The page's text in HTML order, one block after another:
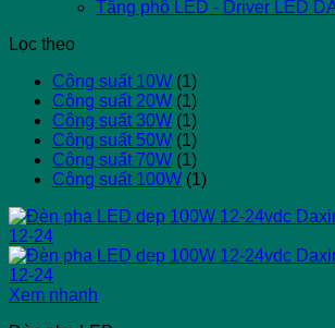
Tăng phô LED - Driver LED
Lọc theo
Công suất 10W (1)
Công suất 20W (1)
Công suất 30W (1)
Công suất 50W (1)
Công suất 70W (1)
Công suất 100W (1)
Xem nhanh